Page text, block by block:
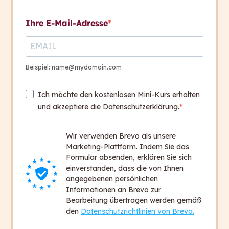
Kreislauferkrankungen
Fair Finance
capito
Diakonie aus Bayern“-
Einführungstext
Kontakt
+ 43 316 393 449
Headquarter
Heinrichstraße 145
Newsletter
Bleiben Sie auf dem Laufenden!
Zum Newsletter anmelden
Ihre E-Mail-Adresse
Beispiel: name@mydomain.com
Ich möchte den kostenlosen Mini-Kurs erhalten
und akzeptiere die Datenschutzerklärung.
Wir verwenden Brevo als unsere
Marketing-Plattform. Indem Sie das
Formular absenden, erklären Sie sich
einverstanden, dass die von Ihnen
angegebenen persönlichen
Informationen an Brevo zur
Bearbeitung übertragen werden gemäß
den Datenschutzrichtlinien von Brevo.